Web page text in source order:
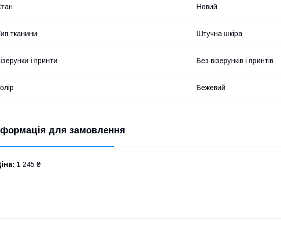
Новий
тканини Штучна шкіра
і принти Без візерунків і принтів
Бежевий
для замовлення
1 245 ₴